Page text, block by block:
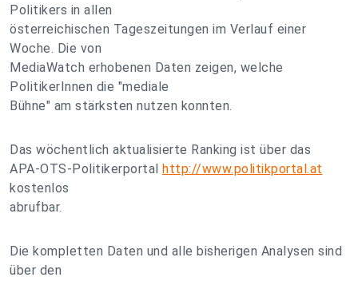
Politikers in allen
österreichischen Tageszeitungen im Verlauf einer
Woche. Die von
MediaWatch erhobenen Daten zeigen, welche
PolitikerInnen die "mediale
Bühne" am stärksten nutzen konnten.
Das wöchentlich aktualisierte Ranking ist über das
APA-OTS-Politikerportal http://www.politikportal.at
kostenlos
abrufbar.
Die kompletten Daten und alle bisherigen Analysen sind
über den